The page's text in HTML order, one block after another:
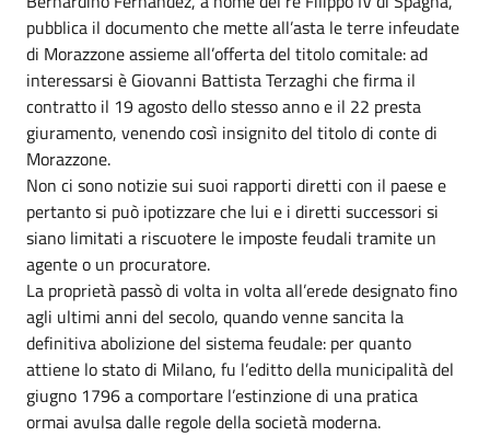
pubblica il documento che mette all’asta le terre infeudate
di Morazzone assieme all’offerta del titolo comitale: ad
interessarsi è Giovanni Battista Terzaghi che firma il
contratto il 19 agosto dello stesso anno e il 22 presta
giuramento, venendo così insignito del titolo di conte di
Morazzone.
Non ci sono notizie sui suoi rapporti diretti con il paese e
pertanto si può ipotizzare che lui e i diretti successori si
siano limitati a riscuotere le imposte feudali tramite un
agente o un procuratore.
La proprietà passò di volta in volta all’erede designato fino
agli ultimi anni del secolo, quando venne sancita la
definitiva abolizione del sistema feudale: per quanto
attiene lo stato di Milano, fu l’editto della municipalità del
giugno 1796 a comportare l’estinzione di una pratica
ormai avulsa dalle regole della società moderna.